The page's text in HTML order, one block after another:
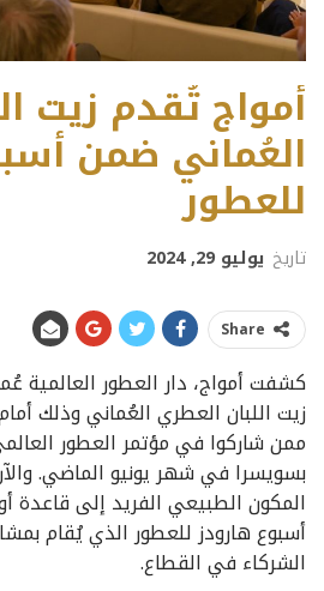
أمواج تُقدم زيت
العُماني ضمن
للعطور
تاريخ يوليو 29, 2024
Share
كشفت أمواج، دار العطور العالمية
زيت اللبان العطري العُماني وذلك
ممن شاركوا في مؤتمر العطور
بسويسرا في شهر يونيو الماضي.
المكون الطبيعي الفريد إلى قاعدة
أسبوع هارودز للعطور الذي يُقام
الشركاء في القطاع.